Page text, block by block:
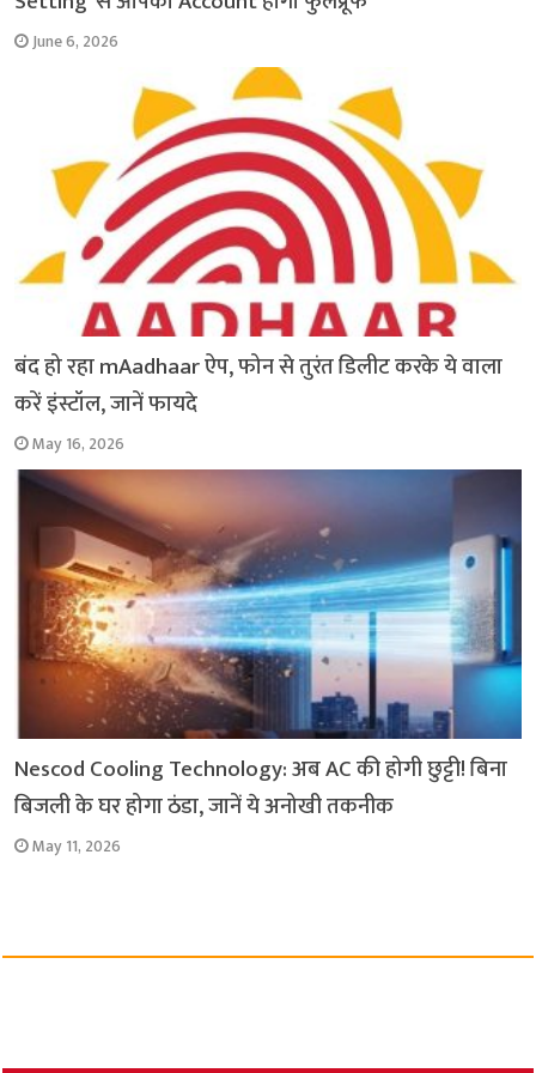
June 6, 2026
बंद हो रहा mAadhaar ऐप, फोन से तुरंत डिलीट करके ये वाला
करें इंस्टॉल, जानें फायदे
May 16, 2026
Nescod Cooling Technology: अब AC की होगी छुट्टी! बिना
बिजली के घर होगा ठंडा, जानें ये अनोखी तकनीक
May 11, 2026